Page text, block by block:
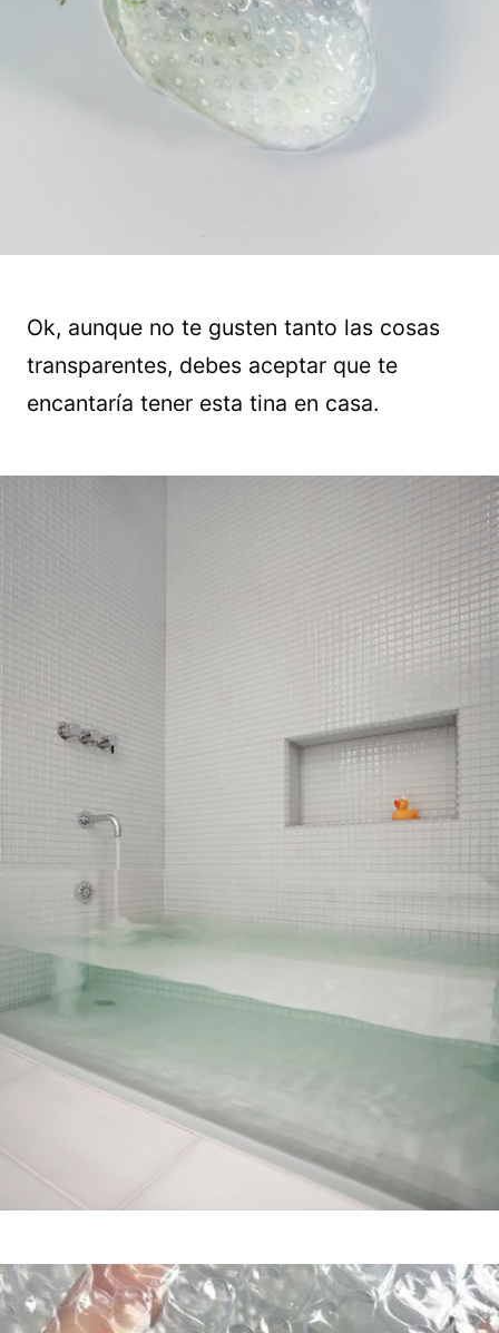
Ok, aunque no te gusten tanto las cosas
transparentes, debes aceptar que te
encantaría tener esta tina en casa.